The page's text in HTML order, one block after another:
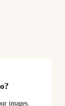
images.